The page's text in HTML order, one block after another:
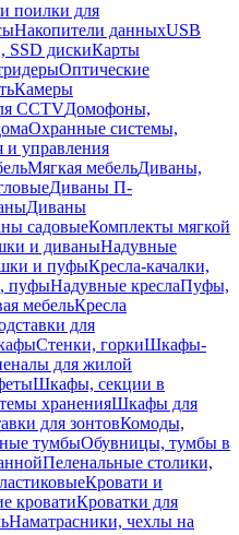
поилки для
Накопители данныхUSB
дискиКарты
Оптические
Камеры
CCTVДомофоны,
Охранные системы,
и управления
Мягкая мебельДиваны,
Диваны П-
Диваны
садовыеКомплекты мягкой
и диваныНадувные
и пуфыКресла-качалки,
пуфыНадувные креслаПуфы,
мебельКресла
для
Стенки, горкиШкафы-
для жилой
Шкафы, секции в
храненияШкафы для
для зонтовКомоды,
тумбыОбувницы, тумбы в
Пеленальные столики,
Кровати и
кроватиКроватки для
Наматрасники, чехлы на